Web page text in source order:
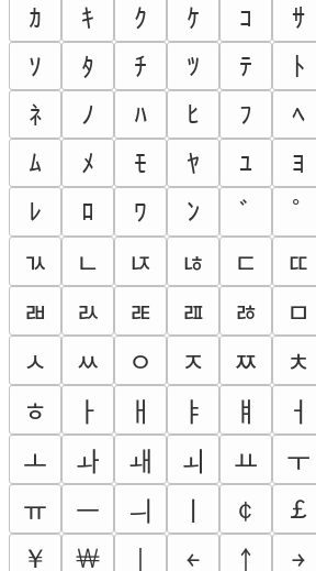
ｶ
ｷ ｸ ｹ ｺ ｻ
ｿ
ﾀ ﾁ ﾂ ﾃ ﾄ
ﾈ
ﾉ ﾊ ﾋ ﾌ ﾍ
ﾑ
ﾒ ﾓ ﾔ ﾕ ﾖ
ﾚ
ﾛ ﾜ ﾝ ﾞ ﾟ
ﾣ
ﾤ ﾥ ﾦ ﾧ ﾨ
ﾬ
ﾭ ﾮ ﾯ ﾰ ﾱ
ﾵ
ﾶ ﾷ ﾸ ﾹ ﾺ
ﾾ
ￂ ￃ ￄ ￅ ￆ
ￌ
ￍ ￎ ￏ ￒ ￓ
ￗ
ￚ ￛ ￠ ￡
￥
￦ ￩ ￪ ￫